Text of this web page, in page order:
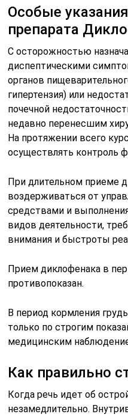
Особые
препарата
С осторожностью
диспептическими
органов
гипертензия) или
почечной
недавно перенесшим
На протяжении всего
осуществлять контроль
При длительном приеме
воздерживаться от
средствами и
видов деятельности,
внимания и быстроты
Прием диклофенака в
противопоказан.
В период кормления
только по строгим
медицинским
Как правильно
Когда речь идет об
незамедлительно.